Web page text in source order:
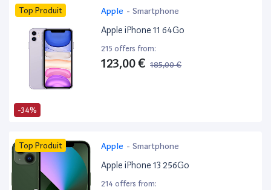
-34%
Top Produit Apple - Smartphone
Apple iPhone 11 64Go
215 offers from:
123,00 € 185,00 €
Top Produit Apple - Smartphone
Apple iPhone 13 256Go
214 offers from: